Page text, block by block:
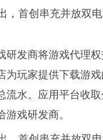
研发商将游戏代理
为玩家提供下载游
流水。应用平台收
戏研发商。